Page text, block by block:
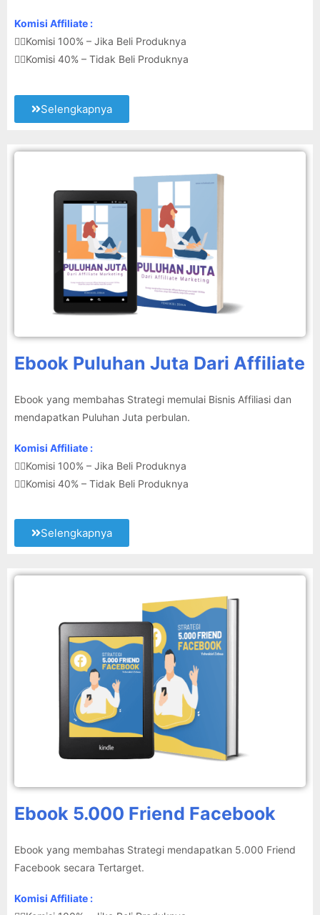
Komisi Affiliate :
👉🏽Komisi 100% – Jika Beli Produknya
👉🏽Komisi 40% – Tidak Beli Produknya
Selengkapnya
Ebook Puluhan Juta Dari Affiliate
Ebook yang membahas Strategi memulai Bisnis Affiliasi dan
mendapatkan Puluhan Juta perbulan.
Komisi Affiliate :
👉🏽Komisi 100% – Jika Beli Produknya
👉🏽Komisi 40% – Tidak Beli Produknya
Selengkapnya
Ebook 5.000 Friend Facebook
Ebook yang membahas Strategi mendapatkan 5.000 Friend
Facebook secara Tertarget.
Komisi Affiliate :